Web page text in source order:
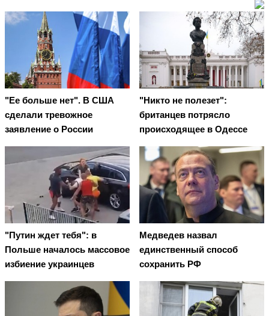
"Ее больше нет". В США
сделали тревожное
заявление о России
"Никто не полезет":
британцев потрясло
происходящее в Одессе
"Путин ждет тебя": в
Польше началось массовое
избиение украинцев
Медведев назвал
единственный способ
сохранить РФ